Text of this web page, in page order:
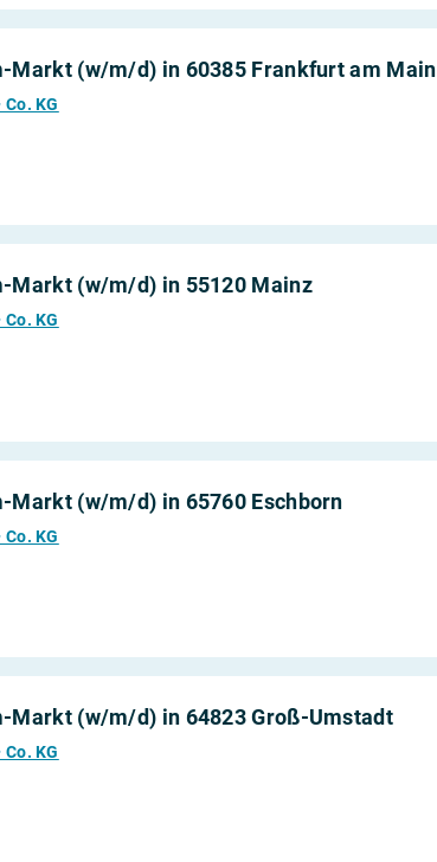
Markt (w/m/d) in 60385 Frankfurt am Main
KG
Markt (w/m/d) in 55120 Mainz
KG
(w/m/d) in 65760 Eschborn
KG
Markt (w/m/d) in 64823 Groß-Umstadt
KG